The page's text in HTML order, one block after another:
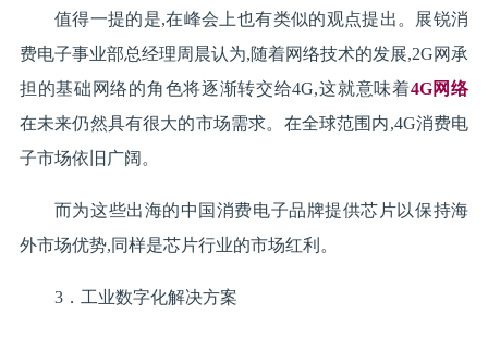
值得一提的是,在峰会上也有类似的观点提出。展锐消
费电子事业部总经理周晨认为,随着网络技术的发展,2G网承
担的基础网络的角色将逐渐转交给4G,这就意味着4G网络
在未来仍然具有很大的市场需求。在全球范围内,4G消费电
子市场依旧广阔。
而为这些出海的中国消费电子品牌提供芯片以保持海
外市场优势,同样是芯片行业的市场红利。
3．工业数字化解决方案